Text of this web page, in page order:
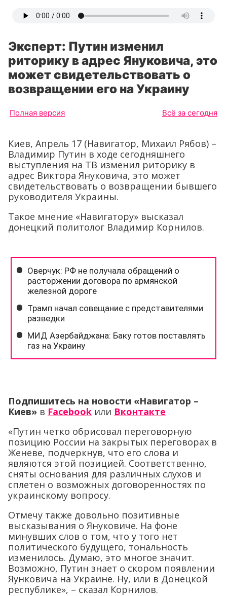
Эксперт: Путин изменил
риторику в адрес Януковича, это
может свидетельствовать о
возвращении его на Украину
Полная версия Всё за сегодня
Киев, Апрель 17 (Навигатор, Михаил Рябов) –
Владимир Путин в ходе сегодняшнего
выступления на ТВ изменил риторику в
адрес Виктора Януковича, это может
свидетельствовать о возвращении бывшего
руководителя Украины.
Такое мнение «Навигатору» высказал
донецкий политолог Владимир Корнилов.
Подпишитесь на новости «Навигатор –
Киев» в Facebook или Вконтакте
«Путин четко обрисовал переговорную
позицию России на закрытых переговорах в
Женеве, подчеркнув, что его слова и
являются этой позицией. Соответственно,
сняты основания для различных слухов и
сплетен о возможных договоренностях по
украинскому вопросу.
Отмечу также довольно позитивные
высказывания о Януковиче. На фоне
минувших слов о том, что у того нет
политического будущего, тональность
изменилось. Думаю, это многое значит.
Возможно, Путин знает о скором появлении
Яунковича на Украине. Ну, или в Донецкой
республике», – сказал Корнилов.